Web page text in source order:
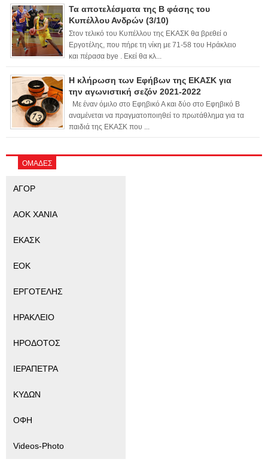
Τα αποτελέσματα της Β φάσης του
Κυπέλλου Ανδρών (3/10)
Στον τελικό του Κυπέλλου της ΕΚΑΣΚ θα βρεθεί ο
Εργοτέλης, που πήρε τη νίκη με 71-58 του Ηράκλειο
και πέρασα bye . Εκεί θα κλ...
Η κλήρωση των Εφήβων της ΕΚΑΣΚ για
την αγωνιστική σεζόν 2021-2022
Με έναν όμιλο στο Εφηβικό Α και δύο στο Εφηβικό Β
αναμένεται να πραγματοποιηθεί το πρωτάθλημα για τα
παιδιά της ΕΚΑΣΚ που ...
ΟΜΑΔΕΣ
ΑΓΟΡ
ΑΟΚ ΧΑΝΙΑ
ΕΚΑΣΚ
ΕΟΚ
ΕΡΓΟΤΕΛΗΣ
ΗΡΑΚΛΕΙΟ
ΗΡΟΔΟΤΟΣ
ΙΕΡΑΠΕΤΡΑ
ΚΥΔΩΝ
ΟΦΗ
Videos-Photo